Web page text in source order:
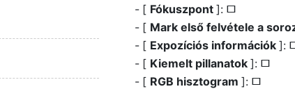
[ Fókuszpont ]: U
[ Mark első felvétele a
[ Expozíciós információk ]:
[ Kiemelt pillanatok ]: U
[ RGB hisztogram ]: U